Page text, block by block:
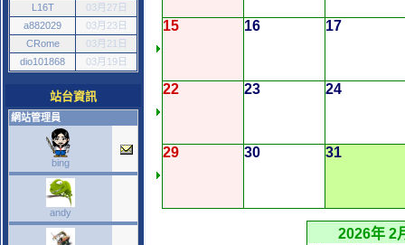
L16T
03月27日
a882029
03月23日
CRome
03月21日
dio101868
03月19日
站台資訊
網站管理員
bing
andy
15 16 17
22 23 24
29 30 31
2026年 2